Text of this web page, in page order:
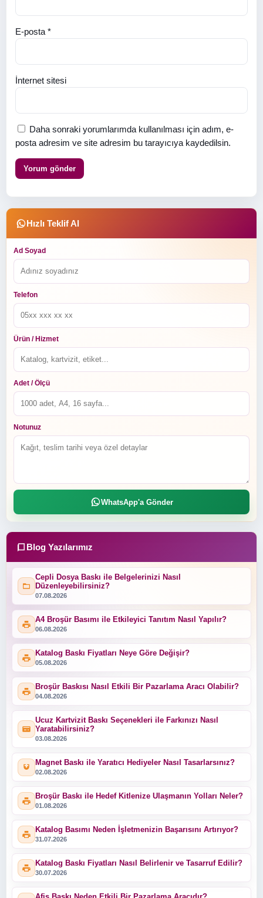
Blog Yazılarımız
Cepli Dosya Baskı ile Belgelerinizi Nasıl
Düzenleyebilirsiniz?
07.08.2026
A4 Broşür Basımı ile Etkileyici Tanıtım Nasıl Yapılır?
06.08.2026
Katalog Baskı Fiyatları Neye Göre Değişir?
05.08.2026
Broşür Baskısı Nasıl Etkili Bir Pazarlama Aracı Olabilir?
04.08.2026
Ucuz Kartvizit Baskı Seçenekleri ile Farkınızı Nasıl
Yaratabilirsiniz?
03.08.2026
Magnet Baskı ile Yaratıcı Hediyeler Nasıl Tasarlarsınız?
02.08.2026
Broşür Baskı ile Hedef Kitlenize Ulaşmanın Yolları Neler?
01.08.2026
Katalog Basımı Neden İşletmenizin Başarısını Artırıyor?
31.07.2026
Katalog Baskı Fiyatları Nasıl Belirlenir ve Tasarruf Edilir?
30.07.2026
Hızlı Teklif Al
Ad Soyad
Telefon
Ürün / Hizmet
Adet / Ölçü
Notunuz
WhatsApp'a Gönder
E-posta *
İnternet sitesi
Daha sonraki yorumlarımda kullanılması için adım, e-
posta adresim ve site adresim bu tarayıcıya kaydedilsin.